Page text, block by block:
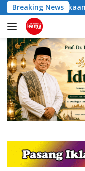
Langsung
ke
konten
Breaking News
RI, SAHABAT